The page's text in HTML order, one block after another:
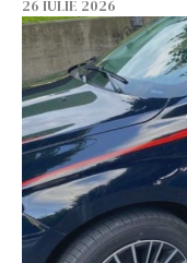
26 IULIE 2026